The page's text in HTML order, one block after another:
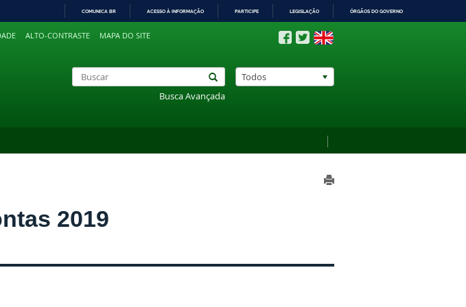
PARA
COMUNICA BR ACESSO À INFORMAÇÃO PARTICIPE LEGISLAÇÃO ÓRGÃOS DO GOVERNO
ALTO-CONTRASTE MAPA DO SITE
Busca Avançada
Todos
2019